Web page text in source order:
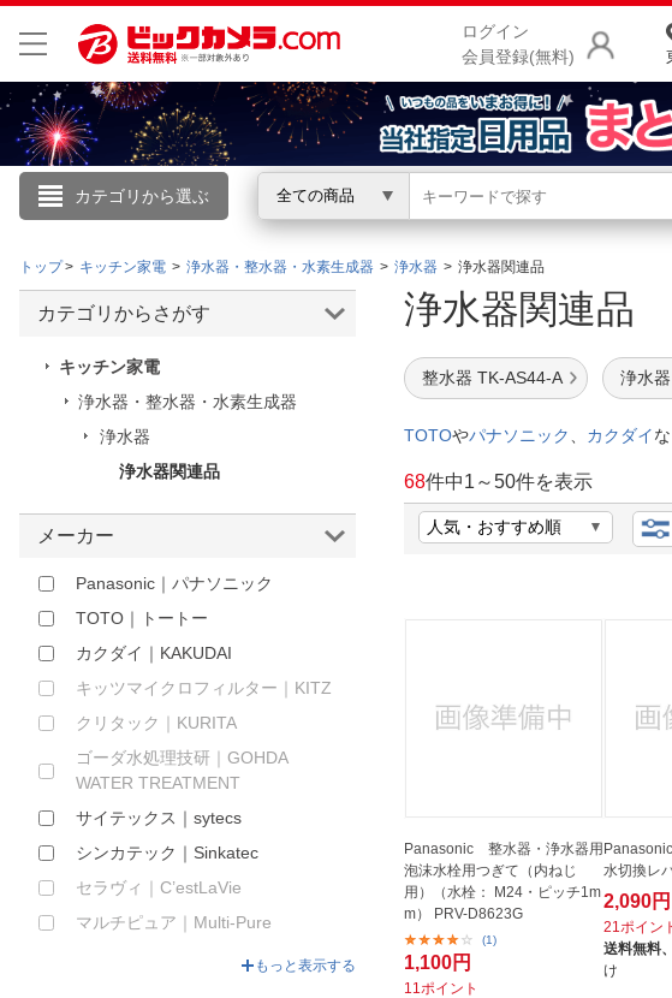
ログイン
会員登録(無料)
カテゴリから選ぶ 全ての商品
こんにちは
ログイン
お買いもの履歴
閲覧履歴
お知らせ
カテ
お
ご利
よく
トップ キッチン家電 浄水器・整水器・水素生成器 浄水器 浄水器関連品
浄水器関連品
整水器 TK-AS44-A 浄水
TOTOやパナソニック カクダイ
68件中1 ～50件を表示
Panasonic 整水器・浄水器用
泡沫水栓用つぎて（内ねじ
用）（水栓： M24・ピッチ1m
m） PRV-D8623G
(1)
1,100円
11ポイント
水切換レ
2,090円
21ポイン
送料無料
け
カテゴリからさがす
キッチン家電
浄水器・整水器・水素生成器
浄水器
浄水器関連品
メーカー
Panasonic｜パナソニック
TOTO｜トートー
カクダイ｜KAKUDAI
キッツマイクロフィルター｜KITZ
クリタック｜KURITA
ゴーダ水処理技研｜GOHDA
WATER TREATMENT
サイテックス｜sytecs
シンカテック｜Sinkatec
セラヴィ｜C’estLaVie
マルチピュア｜Multi-Pure
三菱ケミカルクリンスイ｜もっと表示する